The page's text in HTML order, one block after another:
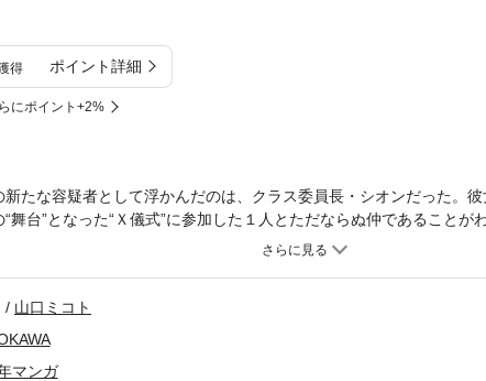
得 ポイント詳細
にポイント+2%
新たな容疑者として浮かんだのは、クラス委員長・シオンだった。
舞台”となった“Ｘ儀式”に参加した１人とただならぬ仲であることが
山口ミコト
マンガ